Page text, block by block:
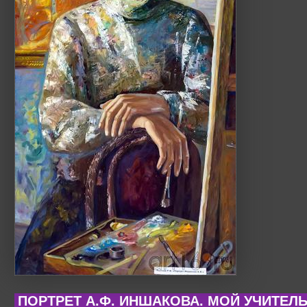
ПОРТРЕТ А.Ф. ИНШАКОВА. МОЙ